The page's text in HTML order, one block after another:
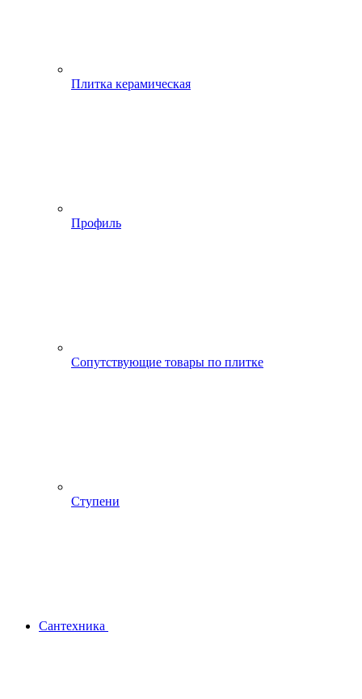
Плитка керамическая
Профиль
Сопутствующие товары по плитке
Ступени
Сантехника